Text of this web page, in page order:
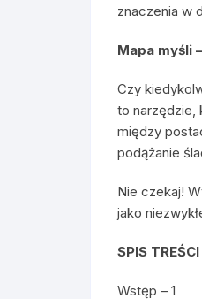
znaczenia w
Mapa myśli
Czy
to narzędzie,
między
podążanie
Nie czekaj!
jako
SPIS TREŚCI
Wstęp – 1